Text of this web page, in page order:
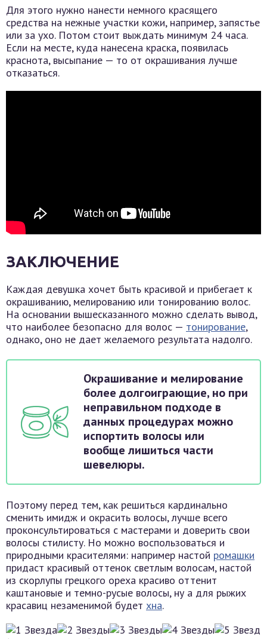
Для этого нужно нанести немного красящего
средства на нежные участки кожи, например, запястье
или за ухо. Потом стоит выждать минимум 24 часа.
Если на месте, куда нанесена краска, появилась
краснота, высыпание — то от окрашивания лучше
отказаться.
ЗАКЛЮЧЕНИЕ
Каждая девушка хочет быть красивой и прибегает к
окрашиванию, мелированию или тонированию волос.
На основании вышесказанного можно сделать вывод,
что наиболее безопасно для волос — тонирование,
однако, оно не дает желаемого результата надолго.
Окрашивание и мелирование
более долгоиграющие, но при
неправильном подходе в
данных процедурах можно
испортить волосы или
вообще лишиться части
шевелюры.
Поэтому перед тем, как решиться кардинально
сменить имидж и окрасить волосы, лучше всего
проконсультироваться с мастерами и доверить свои
волосы стилисту. Но можно воспользоваться и
природными красителями: например настой ромашки
придаст красивый оттенок светлым волосам, настой
из скорлупы грецкого ореха красиво оттенит
каштановые и темно-русые волосы, ну а для рыжих
красавиц незаменимой будет хна.